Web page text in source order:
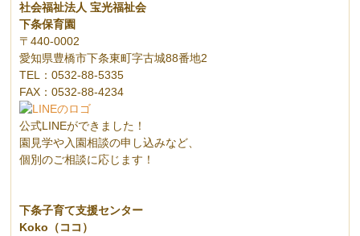
社会福祉法人 宝光福祉会
下条保育園
〒440-0002
愛知県豊橋市下条東町字古城88番地2
TEL：0532-88-5335
FAX：0532-88-4234
公式LINEができました！
園見学や入園相談の申し込みなど、
個別のご相談に応じます！
下条子育て支援センター
Koko（ココ）